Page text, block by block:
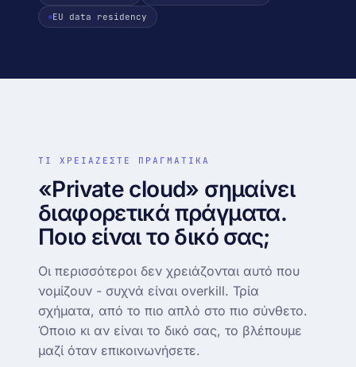
Δωρεάν μεταφορά site
IP · ASN · ISP · reverse DNS
EU data residency
ΤΙ ΧΡΕΙΑΖΕΣΤΕ ΠΡΑΓΜΑΤΙΚΑ
«Private cloud» σημαίνει
διαφορετικά πράγματα.
Ποιο είναι το δικό σας;
Οι περισσότεροι δεν χρειάζονται αυτό που
νομίζουν - συχνά είναι overkill. Τρία
σχήματα, από το πιο απλό στο πιο σύνθετο.
Όποιο κι αν είναι το δικό σας, το βλέπουμε
μαζί όταν επικοινωνήσετε.